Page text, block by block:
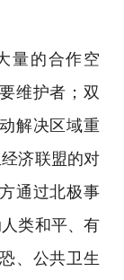
量的合作空
维护者；双
解决区域重
济联盟的对
通过北极事
类和平、有
、公共卫生